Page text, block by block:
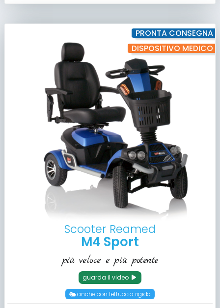
PRONTA CONSEGNA
DISPOSITIVO MEDICO
Scooter Reamed
M4 Sport
più veloce e più potente
guarda il video
anche con tettuccio rigido